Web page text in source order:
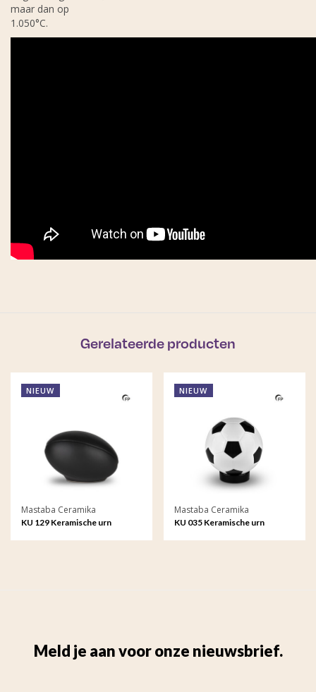
maar dan op
1.050°C.
Gerelateerde producten
NIEUW
Mastaba Ceramika
KU 129 Keramische urn
NIEUW
Mastaba Ceramika
KU 035 Keramische urn
Meld je aan voor onze nieuwsbrief.